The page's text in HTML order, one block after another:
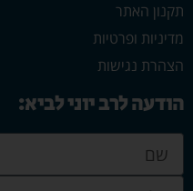
תקנון האתר
מדיניות ופרטיות
הצהרת נגישות
הודעה לרב יוני לביא: